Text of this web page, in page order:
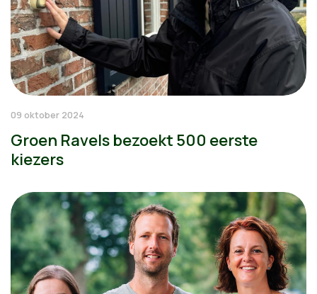
09 oktober 2024
Groen Ravels bezoekt 500 eerste
kiezers